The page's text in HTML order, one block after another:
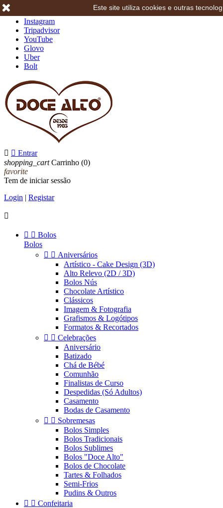
Instagram
Tripadvisor
YouTube
Glovo
Uber
Bolt
  Entrar
shopping_cart Carrinho (0)
favorite
Tem de iniciar sessão
Login | Registar

  Bolos
Bolos
  Aniversários
Artístico - Cake Design (3D)
Alto Relevo (2D / 3D)
Bolos Nús
Chocolate Artístico
Clássicos
Imagem & Fotografia
Grafismos & Logótipos
Formatos & Recortados
  Celebrações
Aniversário
Batizado
Chá de Bébé
Comunhão
Finalistas de Curso
Despedidas (Só Adultos)
Casamento
Bodas de Casamento
  Sobremesas
Bolos Simples
Bolos Tradicionais
Bolos Sublimes
Bolos "Doce Alto"
Bolos de Chocolate
Tartes & Folhados
Semi-Frios
Pudins & Outros
  Confeitaria
Este site utiliza cookies e outras